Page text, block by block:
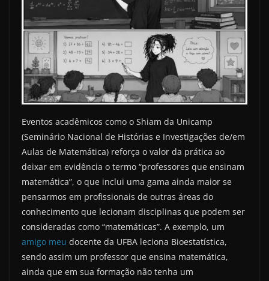
Eventos acadêmicos como o Shiam da Unicamp
(Seminário Nacional de Histórias e Investigações de/em
Aulas de Matemática) reforça o valor da prática ao
deixar em evidência o termo “professores que ensinam
matemática”, o que inclui uma gama ainda maior se
pensarmos em profissionais de outras áreas do
conhecimento que lecionam disciplinas que podem ser
consideradas como “matemáticas”. A exemplo, um
amigo meu docente da UFBA leciona Bioestatística,
sendo assim um professor que ensina matemática,
ainda que em sua formação não tenha um